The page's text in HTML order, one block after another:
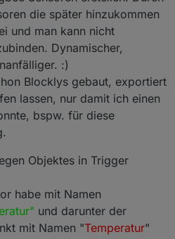
die später hinzukommen
und man kann nicht
Dynamischer,
:)
Blocklys gebaut, exportiert
lassen, nur damit ich einen
bspw. für diese
Objektes in Trigger
habe mit Namen
und darunter der
mit Namen "Temperatur"